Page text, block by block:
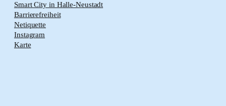
Smart City in Halle-Neustadt
Barrierefreiheit
Netiquette
Instagram
Karte